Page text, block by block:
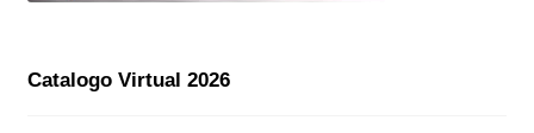
Catalogo Virtual 2026